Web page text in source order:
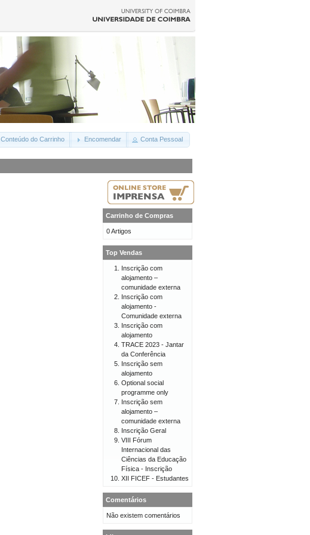
Conteúdo do Carrinho Encomendar Conta Pessoal
Carrinho de Compras
0 Artigos
Top Vendas
Inscrição com
alojamento –
comunidade externa
Inscrição com
alojamento -
Comunidade externa
Inscrição com
alojamento
TRACE 2023 - Jantar
da Conferência
Inscrição sem
alojamento
Optional social
programme only
Inscrição sem
alojamento –
comunidade externa
Inscrição Geral
VIII Fórum
Internacional das
Ciências da Educação
Física - Inscrição
XII FICEF - Estudantes
Comentários
Não existem comentários